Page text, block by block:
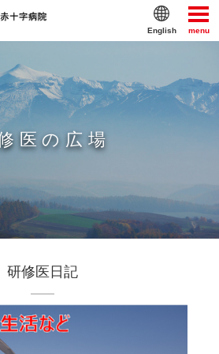
menu
English
医の広場
研修医日記